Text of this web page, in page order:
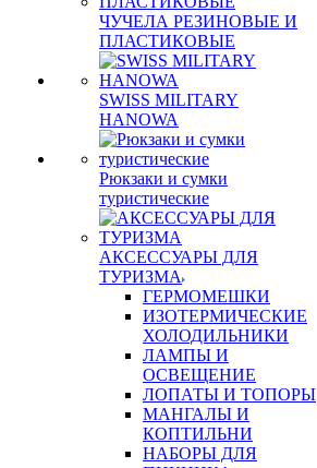
ЧУЧЕЛА РЕЗИНОВЫЕ И
ПЛАСТИКОВЫЕ
SWISS MILITARY
HANOWA
Рюкзаки и сумки
туристические
АКСЕССУАРЫ ДЛЯ
ТУРИЗМА
ГЕРМОМЕШКИ
ИЗОТЕРМИЧЕСКИЕ
ХОЛОДИЛЬНИКИ
ЛАМПЫ И
ОСВЕЩЕНИЕ
ЛОПАТЫ И ТОПОРЫ
МАНГАЛЫ И
КОПТИЛЬНИ
НАБОРЫ ДЛЯ